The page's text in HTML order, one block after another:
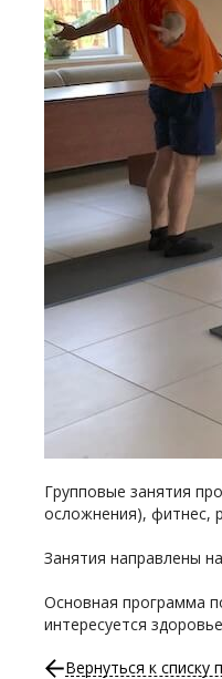
Групповые занятия
осложнения), фитнес,
Занятия направлены
Основная программа
интересуется
Вернуться к списку